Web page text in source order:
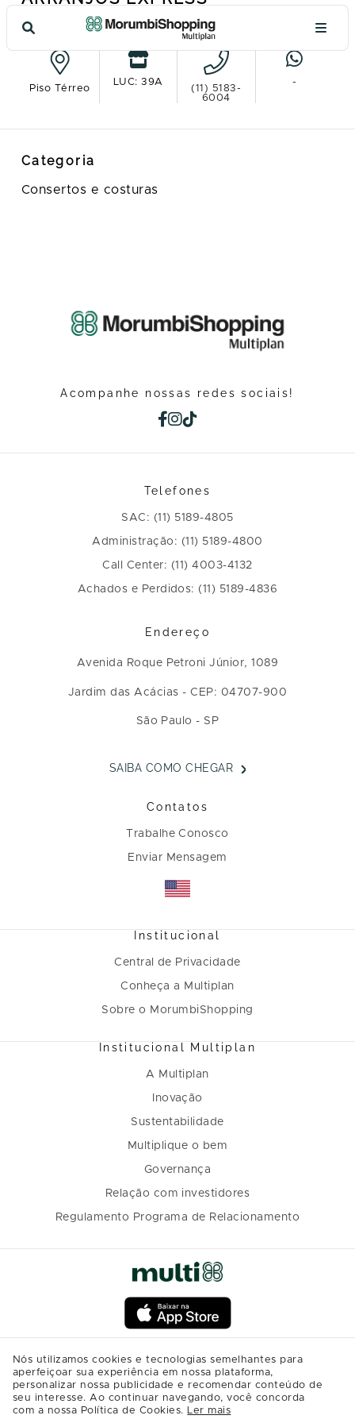
Ver no mapa
Piso Térreo
LUC: 39A
(11) 5183-
6004
-
Categoria
Consertos e costuras
Acompanhe nossas redes sociais!
Telefones
SAC: (11) 5189-4805
Administração: (11) 5189-4800
Call Center: (11) 4003-4132
Achados e Perdidos: (11) 5189-4836
Endereço
Avenida Roque Petroni Júnior, 1089
Jardim das Acácias - CEP: 04707-900
São Paulo - SP
SAIBA COMO CHEGAR
Contatos
Trabalhe Conosco
Enviar Mensagem
Institucional
Central de Privacidade
Conheça a Multiplan
Sobre o MorumbiShopping
Institucional Multiplan
A Multiplan
Inovação
Sustentabilidade
Multiplique o bem
Governança
Relação com investidores
Regulamento Programa de Relacionamento
Nós utilizamos cookies e tecnologias semelhantes para
aperfeiçoar sua experiência em nossa plataforma,
personalizar nossa publicidade e recomendar conteúdo de
seu interesse. Ao continuar navegando, você concorda
com a nossa Política de Cookies. Ler mais